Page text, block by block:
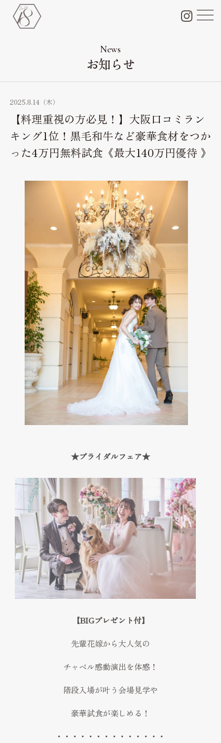
チャペル＆会場＆付帯設備
Bridal fair
料金プラン
Bridal plan
ペット婚
ベストレート保証
Best rate guarantee
私たちの想い
ウェディングレポート
Wedding Report
口コミランキング
アクセス
お知らせ
Reserve
お問い合わせ
Contact
プライバシーポリシー
運営会社
News
お知らせ
2025.8.14（木）
【料理重視の方必見！】大阪口コミラン
キング1位！黒毛和牛など豪華食材をつか
った4万円無料試食《最大140万円優待 》
★ブライダルフェア★
【BIGプレゼント付】
先輩花嫁から大人気の
チャペル感動演出を体感！
階段入場が叶う会場見学や
豪華試食が楽しめる！
・・・・・・・・・・・・・・